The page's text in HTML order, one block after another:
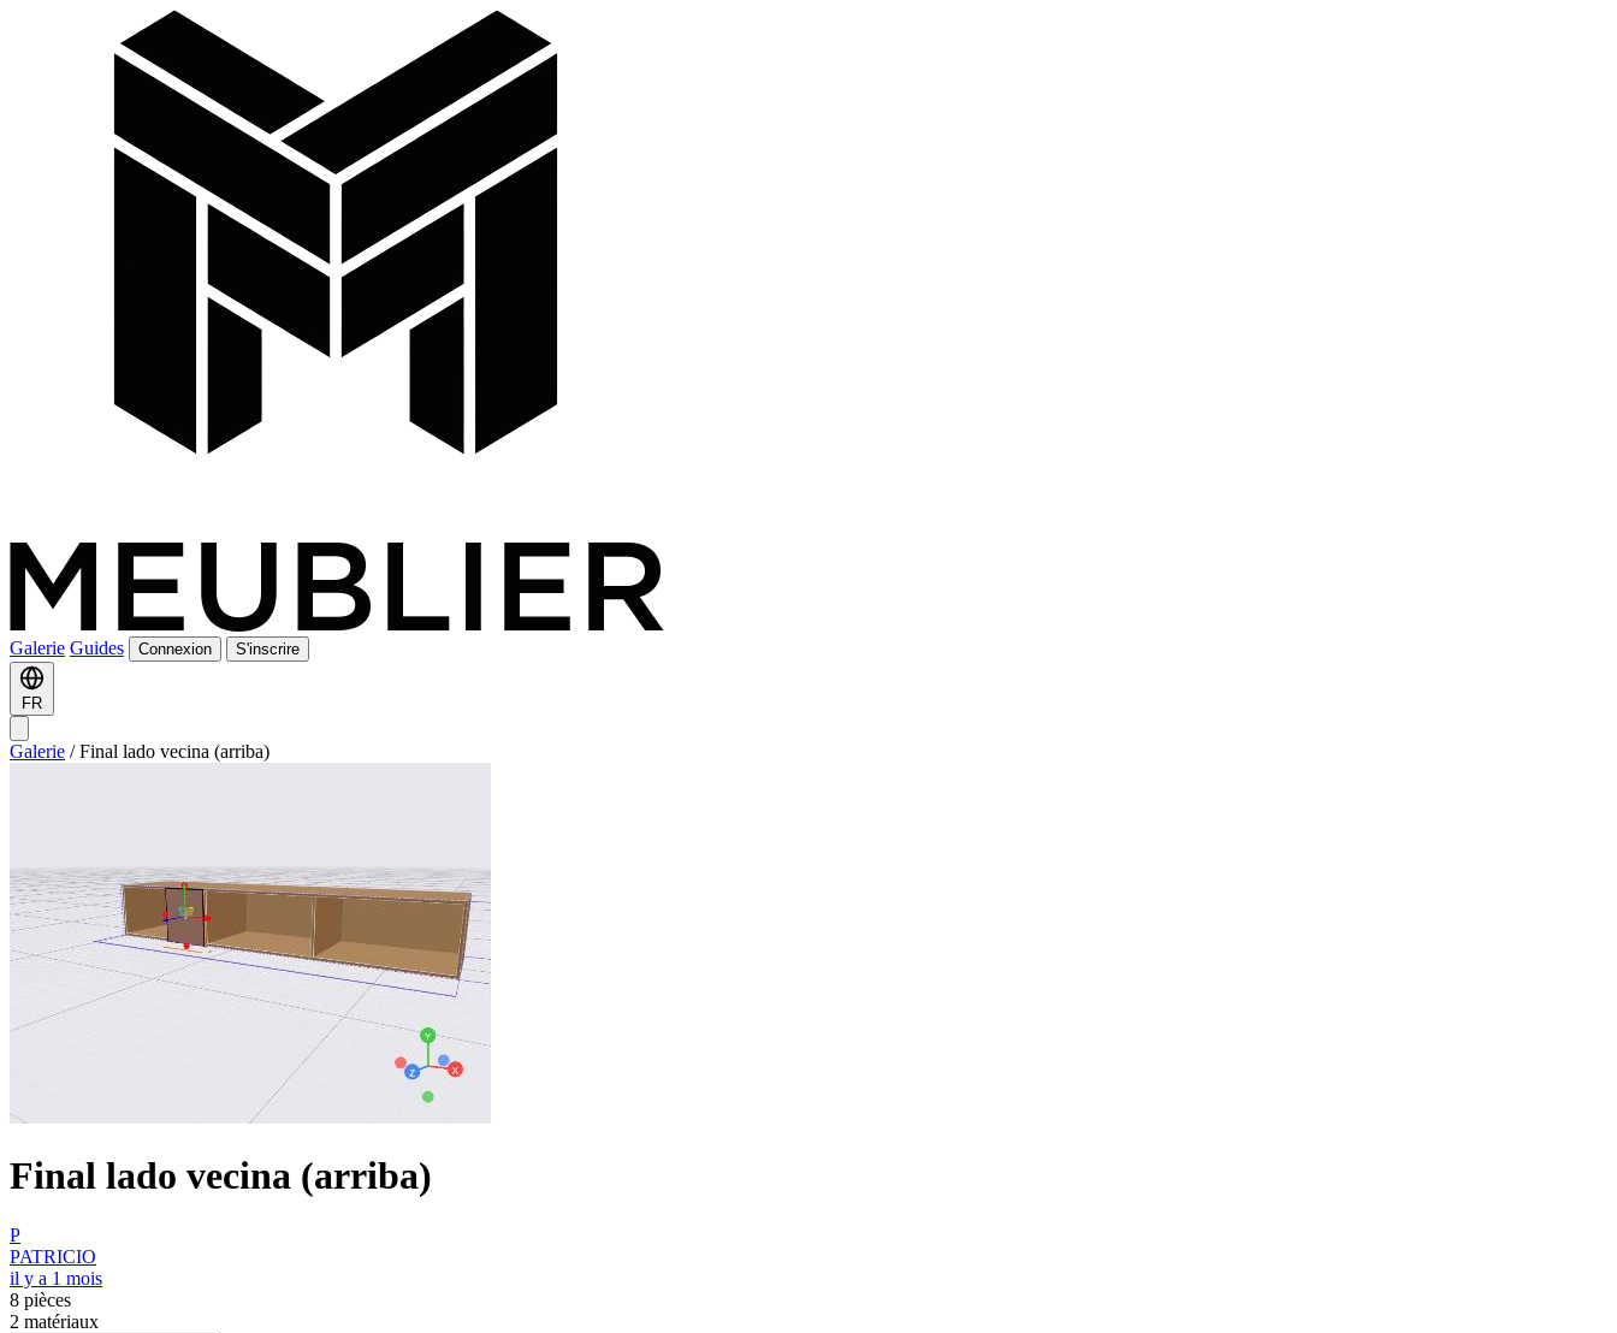
Galerie Guides Connexion S'inscrire
FR
Galerie / Final lado vecina (arriba)
Final lado vecina (arriba)
P
PATRICIO
il y a 1 mois
8 pièces
2 matériaux